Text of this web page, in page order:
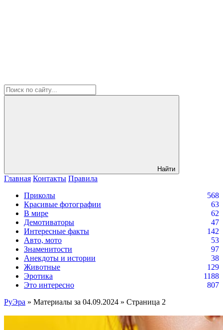
Найти
Главная Контакты Правила
Приколы
568
Красивые фотографии
63
В мире
62
Демотиваторы
47
Интересные факты
142
Авто, мото
53
Знаменитости
97
Анекдоты и истории
38
Животные
129
Эротика
1188
Это интересно
807
РуЭра » Материалы за 04.09.2024 » Страница 2